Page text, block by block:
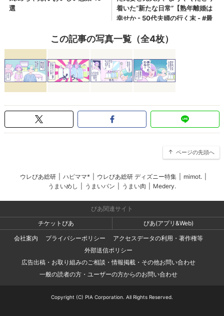
この記事の写真一覧（全4枚）
ページの先頭へ
ウレぴあ総研 ハピママ* ウレぴあ総研 ディズニー特集 mimot.
うまいめし
うまいパン うまい肉 Medery.
ぴあ関連サイト
チケットぴあ
ぴあ(アプリ&Web)
会社案内
プライバシーポリシー
アクセスデータの利用・著作権等
外部送信ポリシー
広告出稿・お取り組みのご相談・情報掲載・その他お問い合わせ
一般の読者の方・ユーザーの方からのお問い合わせ
Copyright (C) PIA Corporation. All Rights Reserved.